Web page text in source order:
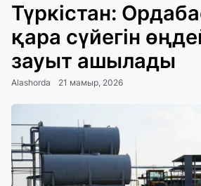
Түркістан:
қара сүйегін
зауыт ашылады
Alashorda 21 мамыр, 2026